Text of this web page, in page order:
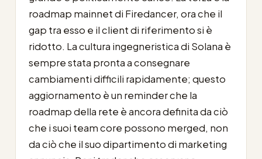
roadmap mainnet di Firedancer, ora che il
gap tra esso e il client di riferimento si è
ridotto. La cultura ingegneristica di Solana è
sempre stata pronta a consegnare
cambiamenti difficili rapidamente; questo
aggiornamento è un reminder che la
roadmap della rete è ancora definita da ciò
che i suoi team core possono merged, non
da ciò che il suo dipartimento di marketing